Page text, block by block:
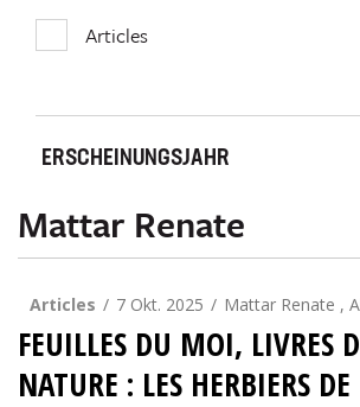
Articles
ERSCHEINUNGSJAHR
Mattar Renate
Articles 7 Okt. 2025 Mattar Renate ,
FEUILLES DU MOI, LIVRES
NATURE : LES HERBIERS DE